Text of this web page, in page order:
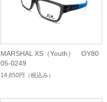
MARSHAL XS（Youth） OY80
05-0249
14,850円 （税込み）